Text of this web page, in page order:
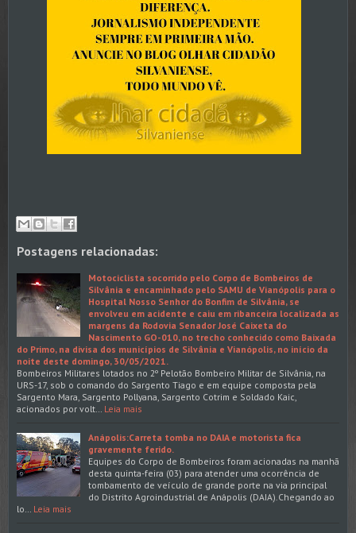
Postagens relacionadas:
Motociclista socorrido pelo Corpo de Bombeiros de
Silvânia e encaminhado pelo SAMU de Vianópolis para o
Hospital Nosso Senhor do Bonfim de Silvânia, se
envolveu em acidente e caiu em ribanceira localizada as
margens da Rodovia Senador José Caixeta do
Nascimento GO-010, no trecho conhecido como Baixada
do Primo, na divisa dos municípios de Silvânia e Vianópolis, no início da
noite deste domingo, 30/05/2021.
Bombeiros Militares lotados no 2º Pelotão Bombeiro Militar de Silvânia, na
URS-17, sob o comando do Sargento Tiago e em equipe composta pela
Sargento Mara, Sargento Pollyana, Sargento Cotrim e Soldado Kaic,
acionados por volt… Leia mais
Anápolis:Carreta tomba no DAIA e motorista fica
gravemente ferido.
Equipes do Corpo de Bombeiros foram acionadas na manhã
desta quinta-feira (03) para atender uma ocorrência de
tombamento de veículo de grande porte na via principal
do Distrito Agroindustrial de Anápolis (DAIA).Chegando ao
lo… Leia mais